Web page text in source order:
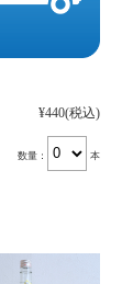
¥440(税込)
数量： 本